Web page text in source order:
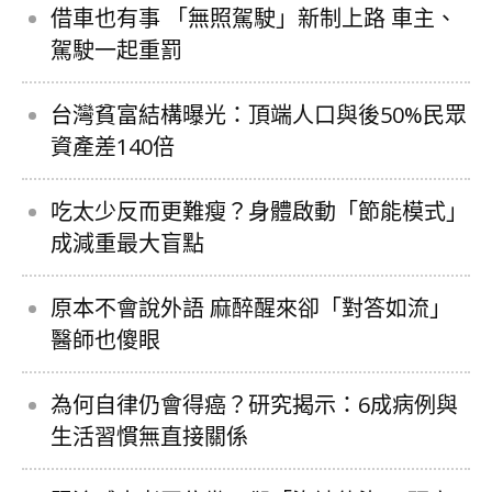
借車也有事 「無照駕駛」新制上路 車主、
駕駛一起重罰
台灣貧富結構曝光：頂端人口與後50%民眾
資產差140倍
吃太少反而更難瘦？身體啟動「節能模式」
成減重最大盲點
原本不會說外語 麻醉醒來卻「對答如流」
醫師也傻眼
為何自律仍會得癌？研究揭示：6成病例與
生活習慣無直接關係